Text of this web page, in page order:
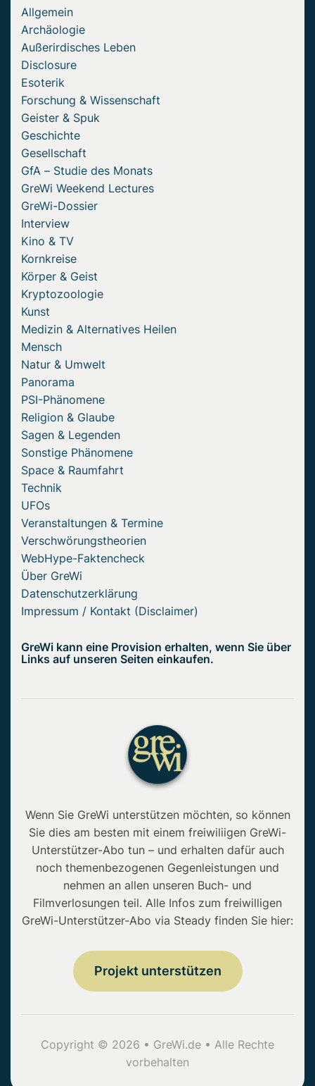
Allgemein
Archäologie
Außerirdisches Leben
Disclosure
Esoterik
Forschung & Wissenschaft
Geister & Spuk
Geschichte
Gesellschaft
GfA – Studie des Monats
GreWi Weekend Lectures
GreWi-Dossier
Interview
Kino & TV
Kornkreise
Körper & Geist
Kryptozoologie
Kunst
Medizin & Alternatives Heilen
Mensch
Natur & Umwelt
Panorama
PSI-Phänomene
Religion & Glaube
Sagen & Legenden
Sonstige Phänomene
Space & Raumfahrt
Technik
UFOs
Veranstaltungen & Termine
Verschwörungstheorien
WebHype-Faktencheck
Über GreWi
Datenschutzerklärung
Impressum / Kontakt (Disclaimer)
GreWi kann eine Provision erhalten, wenn Sie über
Links auf unseren Seiten einkaufen.
Wenn Sie GreWi unterstützen möchten, so können
Sie dies am besten mit einem freiwiliigen GreWi-
Unterstützer-Abo tun – und erhalten dafür auch
noch themenbezogenen Gegenleistungen und
nehmen an allen unseren Buch- und
Filmverlosungen teil. Alle Infos zum freiwilligen
GreWi-Unterstützer-Abo via Steady finden Sie hier:
Projekt unterstützen
Copyright © 2026 • GreWi.de • Alle Rechte
vorbehalten